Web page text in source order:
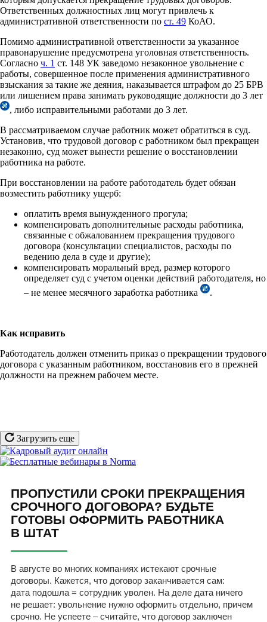
Ответственных должностных лиц могут привлечь к
административной ответственности по ст. 49 КоАО.
Помимо административной ответственности за указанное
правонарушение предусмотрена уголовная ответственность.
Согласно ч. 1 ст. 148 УК заведомо незаконное увольнение с
работы, совершенное после применения административного
взыскания за такие же деяния, наказывается штрафом до 25 БРВ
или лишением права занимать руководящие должности до 3 лет
, либо исправительными работами до 3 лет.
В рассматриваемом случае работник может обратиться в суд.
Установив, что трудовой договор с работником был прекращен
незаконно, суд может вынести решение о восстановлении
работника на работе.
При восстановлении на работе работодатель будет обязан
возместить работнику ущерб:
оплатить время вынужденного прогула;
компенсировать дополнительные расходы работника,
связанные с обжалованием прекращения трудового
договора (консультации специалистов, расходы по
ведению дела в суде и другие);
компенсировать моральный вред, размер которого
определяет суд с учетом оценки действий работодателя, но
– не менее месячного заработка работника
.
Как исправить
Работодатель должен отменить приказ о прекращении трудового
договора с указанным работником, восстановив его в прежней
должности на прежнем рабочем месте.
Загрузить еще
ПРОПУСТИЛИ СРОКИ ПРЕКРАЩЕНИЯ
СРОЧНОГО ДОГОВОРА? БУДЬТЕ
ГОТОВЫ ОФОРМИТЬ РАБОТНИКА
В ШТАТ
В августе во многих компаниях истекают срочные
договоры. Кажется, что договор заканчивается сам:
дата подошла = сотрудник уволен. На деле дата ничего
не решает: увольнение нужно оформить отдельно, причем
срочно. Не успеете – считайте, что договор заключен